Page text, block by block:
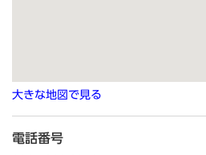
大きな地図で見る
電話番号